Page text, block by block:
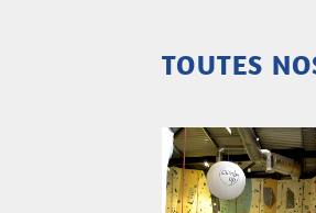
TOUTES